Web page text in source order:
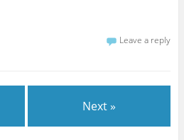
Leave a reply
Next »